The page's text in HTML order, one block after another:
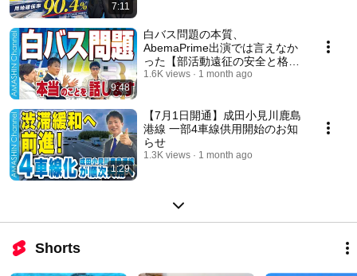
7:11
9:48
白バス問題の本質、
AbemaPrime出演では言えなか
った【部活動遠征の安全と格
差】
1.6K views 1 month ago
1:29
【7月1日開通】成田小見川鹿島
港線 一部4車線供用開始のお知
らせ
1.3K views 1 month ago
Shorts